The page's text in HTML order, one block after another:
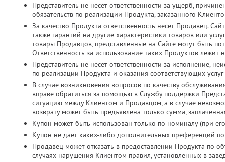
Представитель не несет ответственности за ущерб,
обязательств по реализации Продукта, заказанного
За качество Продукта ответственность несет Продавец.
также гарантий на другие характеристики товаров или
товары Продавцов, представленные на Сайте могут быть
Ответственность за использование таких Продуктов лежит
Представитель не несет ответственности за исполнение,
по реализации Продукта и оказания соответствующих
В случае возникновения вопросов по качеству
вправе обратиться за помощью в Службу поддержки
ситуацию между Клиентом и Продавцом, а в случае
возврату может быть предъявлена только сумма,
Купон может быть использован только по номиналу (при
Купон не дает каких-либо дополнительных преференций
Продавец может отказать в предоставлении Продукта по
случаях нарушения Клиентом правил, установленных в